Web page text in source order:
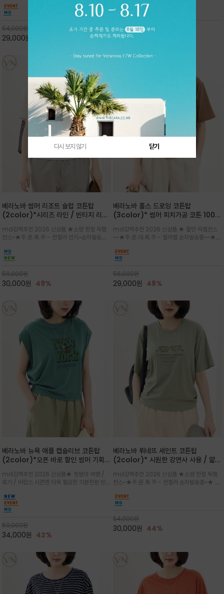
안함을 동시에 느낄수 있으며 차분하고 필요한
컬러웨이로 단독 또는 린넨 자켓/ 여름점퍼 안에
코디하기 만능템 입니다^^
54,000원
29,000원
핏 강연티셔츠
한 착용감을 선사하며, 자연스럽게 떨어지는 실루
엣이 편안하며 ★도회적인 무드로 루즈하게 단독
65,000원
30,000
베라노바 썸머 리조트 슬럽 코튼탑
(2color)*시리즈 라인 / 빈티지 리조
는 가벼운 코튼 터치의 반팔 티셔츠입니
다
md강력추천 2026 신상품 ★소량 한정 득템
찬스~★주.문.폭.주 - 전컬러 인기~순차발송중
아(Sepia)나 파스텔 톤의 해변 풍경으로 세련
된 뮤트톤 컬러 팔레트로 빈티지한 무드의 선샤
인 프린트가 더해져 담백하면서도 감각
59,000원
30,000원 49%
베라노바 홀스 드로잉 코튼탑
(3color)* 썸머 피치가공 코튼 100프
의 미를 살려 말의 윤곽선만 스케치하여
감성을 담은 아이템
md강력추천 2026 신상품 ★ 할인 득템찬스
~~★주.문.대.폭.주 - 컬러별 순차발송중~~★프
말(Horse) 드로잉 티셔츠는 여유로운 실루엣과
감각적인 아트워크로 고급스러운 여름 스타일링
을 완성할 수 있습니다
56,000원
29,000원 48%
베라노바 뉴욕 애플 캡슬리브 코튼탑
(2color)*오픈 바로 할인 썸머 기획
★ 한정수량 제작 ★ 강연 코튼으로 빈
티지 프린트로 여름 하의와 모두 잘어울
리는 그래픽
md강력추천 2026 신상품★ 핫썸머 여행 /
휴가 / 바캉스 시즌엔 더욱 필요한 기분전환 빈티
부에 산뜻하게 닿는 프리미엄 /답답함 없는 라운
드 넥라인과 자연스럽게 어깨를 감싸는 캡슬리브
디자인이 팔 라인을 더욱 날씬
59,000원
34,000원 42%
베라노바 뤼네뜨 세인트 코튼탑
(2color)* 시원한 강연사 사용 / 얇고
피부에 잘 달라붙지 않아 통기성이 탁월
md강력추천 2026 신상품 ★소량 한정 득템
찬스~★주.문.폭.주 - 전컬러 순차발송중~★ 감
라인과 여유 있는 스탠다드 핏으로 부담 없이 착
용/과하지 않은 프린트 디테일이 룩에 세련된 위
트를 더해 데일리 룩에 포인트
54,000원
30,000원 44%
다시 보지 않기 닫기